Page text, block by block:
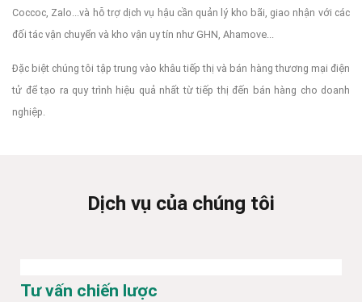
Coccoc, Zalo...và hỗ trợ dịch vụ hậu cần quản lý kho bãi, giao nhận với các
đối tác vận chuyển và kho vận uy tín như GHN, Ahamove...
Đặc biệt chúng tôi tập trung vào khâu tiếp thị và bán hàng thương mại điện
tử để tạo ra quy trình hiệu quả nhất từ tiếp thị đến bán hàng cho doanh
nghiệp.
Dịch vụ của chúng tôi
Tư vấn chiến lược